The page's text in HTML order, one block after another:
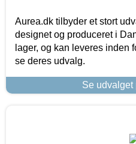
Aurea.dk tilbyder et stort
designet og produceret i
lager, og kan leveres inden
se deres udvalg.
Se udvalget